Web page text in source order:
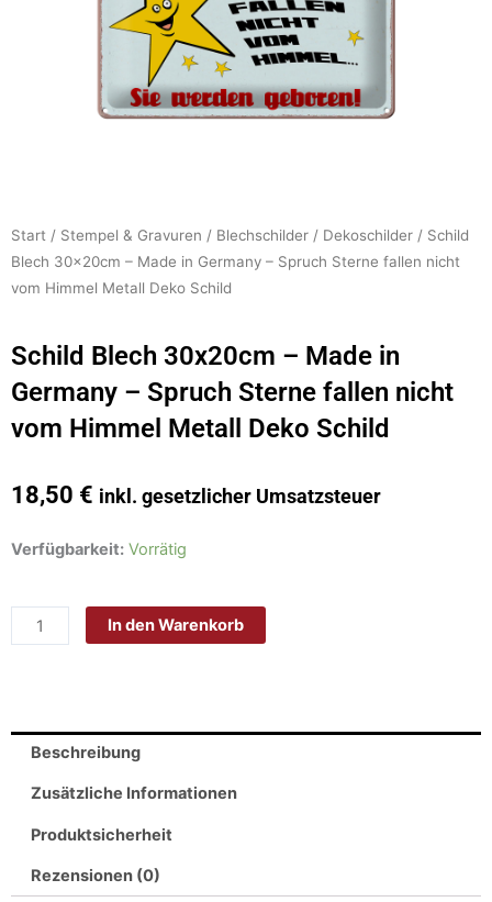
Start / Stempel & Gravuren / Blechschilder / Dekoschilder / Schild
Blech 30x20cm – Made in Germany – Spruch Sterne fallen nicht
vom Himmel Metall Deko Schild
Schild Blech 30x20cm – Made in
Germany – Spruch Sterne fallen nicht
vom Himmel Metall Deko Schild
18,50 € inkl. gesetzlicher Umsatzsteuer
Verfügbarkeit: Vorrätig
Schild
-
Spruch
Sterne
nicht
vom
Himmel
In den Warenkorb
Beschreibung
Zusätzliche Informationen
Produktsicherheit
Rezensionen (0)